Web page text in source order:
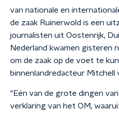
van nationale en
de zaak Ruinerwold is een
journalisten uit Oostenrijk,
Nederland kwamen gisteren
om de zaak op de voet te
binnenlandredacteur Mitchell
"Eén van de grote dingen
verklaring van het OM,